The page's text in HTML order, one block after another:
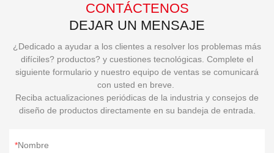
CONTÁCTENOS
DEJAR UN MENSAJE
¿Dedicado a ayudar a los clientes a resolver los problemas más
difíciles? productos? y cuestiones tecnológicas. Complete el
siguiente formulario y nuestro equipo de ventas se comunicará
con usted en breve.
Reciba actualizaciones periódicas de la industria y consejos de
diseño de productos directamente en su bandeja de entrada.
Nombre